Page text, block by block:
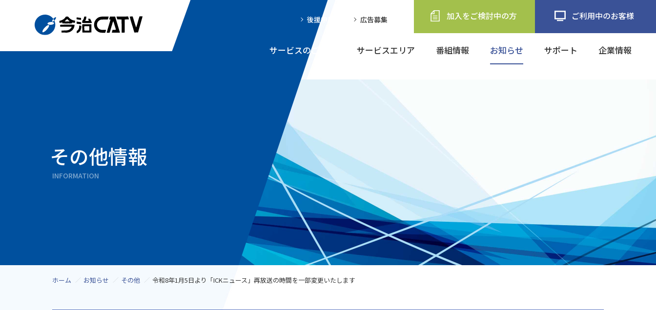
後援申請 広告募集 加入をご検討中の方 ご利用中のお客様
サービスのご案内 サービスエリア 番組情報 お知らせ サポート 企業情報
その他情報
INFORMATION
ホーム お知らせ その他 令和8年1月5日より「ICKニュース」再放送の時間を一部変更いたします